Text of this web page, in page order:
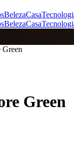
BelezaCasa
BelezaCasa
Green
Green